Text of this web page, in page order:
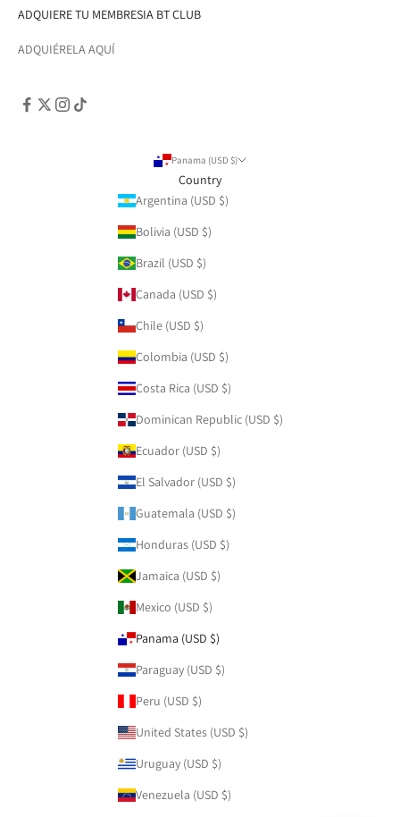
ADQUIERE TU MEMBRESIA BT CLUB
ADQUIÉRELA AQUÍ
Panama (USD $)
Country
Argentina (USD $)
Bolivia (USD $)
Brazil (USD $)
Canada (USD $)
Chile (USD $)
Colombia (USD $)
Costa Rica (USD $)
Dominican Republic (USD $)
Ecuador (USD $)
El Salvador (USD $)
Guatemala (USD $)
Honduras (USD $)
Jamaica (USD $)
Mexico (USD $)
Panama (USD $)
Paraguay (USD $)
Peru (USD $)
United States (USD $)
Uruguay (USD $)
Venezuela (USD $)